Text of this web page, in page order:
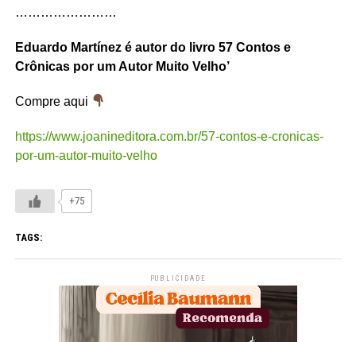
……………………
Eduardo Martínez é autor do livro 57 Contos e
Crônicas por um Autor Muito Velho’
Compre aqui
https://www.joanineditora.com.br/57-contos-e-cronicas-
por-um-autor-muito-velho
+75
TAGS:
PUBLICIDADE